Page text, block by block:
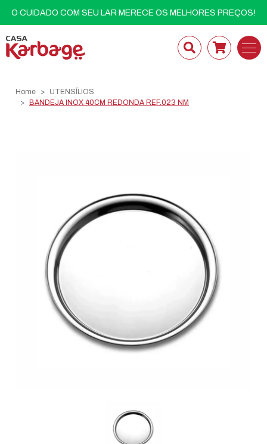
O CUIDADO COM SEU LAR MERECE OS MELHORES PREÇOS!
Home
UTENSÍLIOS
BANDEJA INOX 40CM REDONDA REF.023 NM